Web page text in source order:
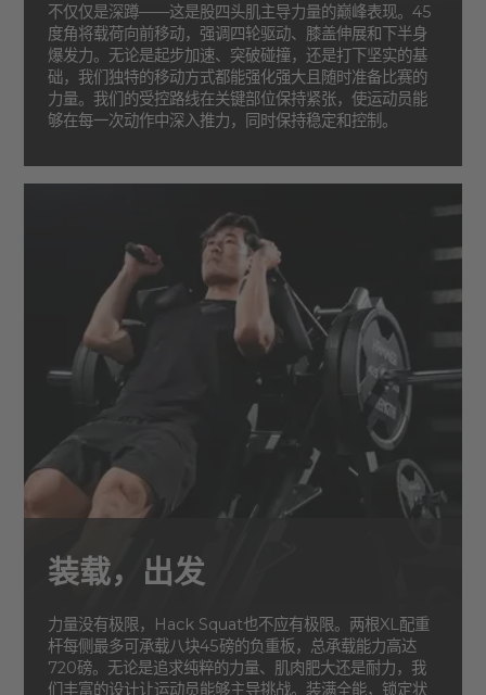
不仅仅是深蹲——这是股四头肌主导力量的巅峰表现。45
度角将载荷向前移动，强调四轮驱动、膝盖伸展和下半身
爆发力。无论是起步加速、突破碰撞，还是打下坚实的基
础，我们独特的移动方式都能强化强大且随时准备比赛的
力量。我们的受控路线在关键部位保持紧张，使运动员能
够在每一次动作中深入推力，同时保持稳定和控制。
装载，出发
力量没有极限，Hack Squat也不应有极限。两根XL配重
杆每侧最多可承载八块45磅的负重板，总承载能力高达
720磅。无论是追求纯粹的力量、肌肉肥大还是耐力，我
们丰富的设计让运动员能够主导挑战。装满全能，锁定状